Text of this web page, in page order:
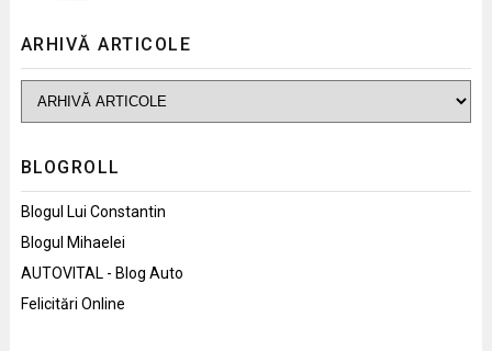
ARHIVĂ ARTICOLE
BLOGROLL
Blogul Lui Constantin
Blogul Mihaelei
AUTOVITAL - Blog Auto
Felicitări Online